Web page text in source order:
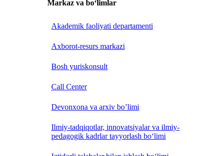
Markaz va bo‘limlar
Akademik faoliyati departamenti
Axborot-resurs markazi
Bosh yuriskonsult
Call Center
Devonxona va arxiv bo’limi
Ilmiy-tadqiqotlar, innovatsiyalar va ilmiy-
pedagogik kadrlar tayyorlash bo‘limi